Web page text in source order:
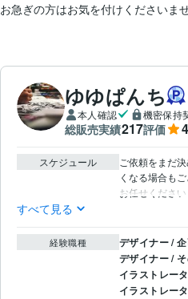
お急ぎの方はお気を付けくださいませ
ゆゆぱんち
本人確認 機密保持
総販売実績217評価
スケジュール
ご依頼をまだ
くなる場合も
お任せください
すべて見る
経験職種 デザイナー /
デザイナー /
イラストレー
イラストレー